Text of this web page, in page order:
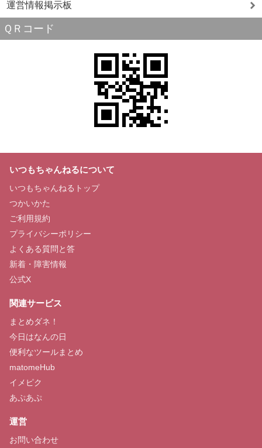
運営情報掲示板
ＱＲコード
いつもちゃんねるについて
いつもちゃんねるトップ
つかいかた
ご利用規約
プライバシーポリシー
よくある質問と答
新着・障害情報
公式X
関連サービス
まとめダネ！
今日はなんの日
便利なツールまとめ
matomeHub
イメピク
あぷあぷ
運営
お問い合わせ